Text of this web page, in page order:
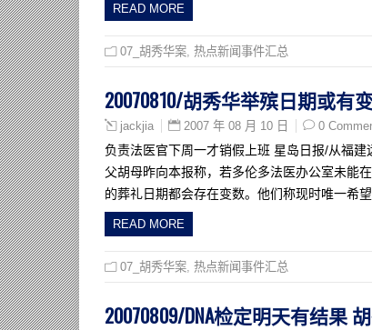
READ MORE
07_胡秀华案 热点新闻事件汇总
20070810/胡秀华举殡日期或有
jackjia 2007 年 08 月 10 日 0
负责法医官下周一才销假上班 星岛日报/从福
父胡母昨向本报称，若多伦多法医办公室未能
的葬礼日期都会存在变数。他们称现时唯一希
READ MORE
07_胡秀华案 热点新闻事件汇总
20070809/DNA检定明天有结果